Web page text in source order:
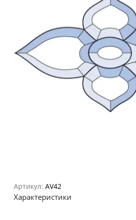
Артикул: AV42
Характеристики